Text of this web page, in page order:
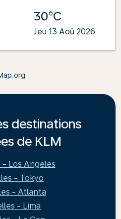
30°C
Jeu 13 Aoû 2026
destinations
de KLM
- Los Angeles
- Tokyo
- Atlanta
- Lima